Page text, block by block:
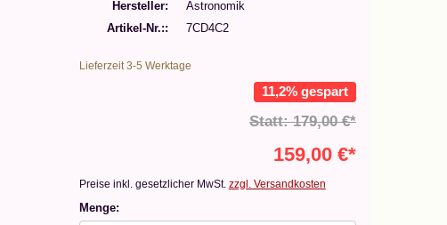
Hersteller
Astronomik
Artikel-Nr.:
7CD4C2
Lieferzeit 3-5 Werktage
11,2% gespart
Statt: 179,00 €*
159,00 €*
Preise inkl. gesetzlicher MwSt. zzgl. Versandkosten
Menge: